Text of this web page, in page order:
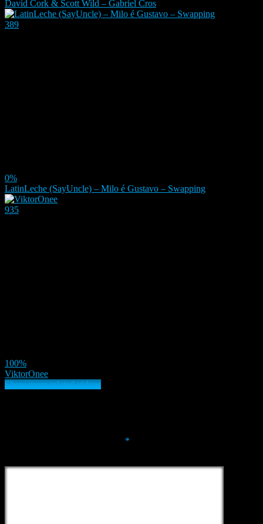
David Cork & Scott Wild – Gabriel Cros
389
0%
LatinLeche (SayUncle) – Milo é Gustavo – Swapping
935
100%
ViktorOnee
Show more related videos
*